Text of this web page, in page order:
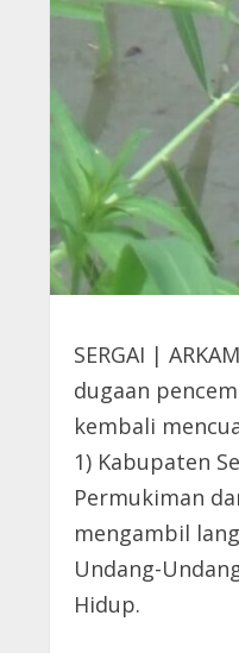
SERGAI |
dugaan
kembali
1) Kabupaten
Permukiman
mengambil
Undang-
Hidup.